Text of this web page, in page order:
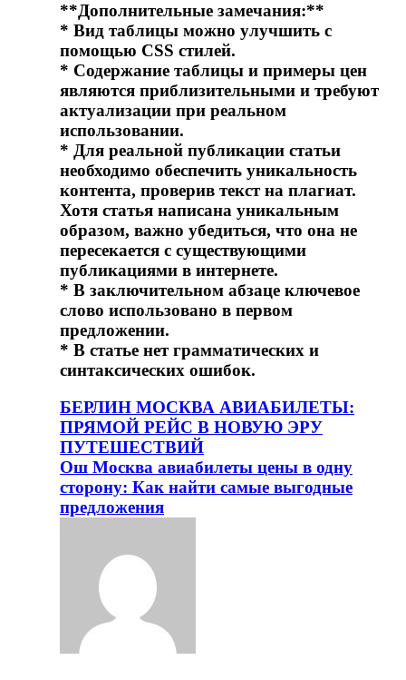
**Дополнительные замечания:**
* Вид таблицы можно улучшить с
помощью CSS стилей.
* Содержание таблицы и примеры цен
являются приблизительными и требуют
актуализации при реальном
использовании.
* Для реальной публикации статьи
необходимо обеспечить уникальность
контента, проверив текст на плагиат.
Хотя статья написана уникальным
образом, важно убедиться, что она не
пересекается с существующими
публикациями в интернете.
* В заключительном абзаце ключевое
слово использовано в первом
предложении.
* В статье нет грамматических и
синтаксических ошибок.
Навигация
по
записям
БЕРЛИН МОСКВА АВИАБИЛЕТЫ:
ПРЯМОЙ РЕЙС В НОВУЮ ЭРУ
ПУТЕШЕСТВИЙ
Ош Москва авиабилеты цены в одну
сторону: Как найти самые выгодные
предложения